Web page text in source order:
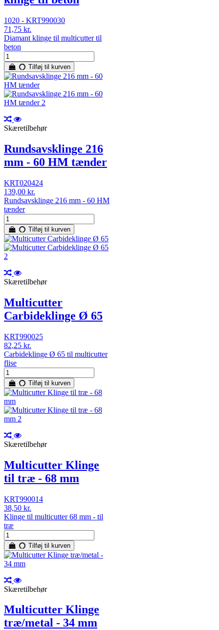
1020 - KRT990030
71,75 kr.
Diamant klinge til multicutter til
beton
Tilføj til kurven
Skæretilbehør
Rundsavsklinge 216
mm - 60 HM tænder
KRT020424
139,00 kr.
Rundsavsklinge 216 mm - 60 HM
tænder
Tilføj til kurven
Skæretilbehør
Multicutter
Carbideklinge Ø 65
KRT990025
82,25 kr.
Carbideklinge Ø 65 til multicutter
flise
Tilføj til kurven
Skæretilbehør
Multicutter Klinge
til træ - 68 mm
KRT990014
38,50 kr.
Klinge til multicutter 68 mm - til
træ
Tilføj til kurven
Skæretilbehør
Multicutter Klinge
træ/metal - 34 mm